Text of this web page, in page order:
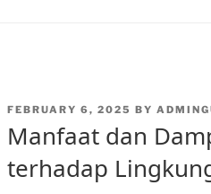
POSTED
FEBRUARY 6, 2025 BY
Manfaat dan
terhadap